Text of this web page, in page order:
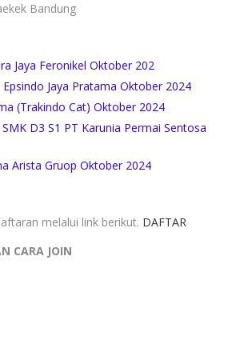
Bandung
Jaya Feronikel Oktober 202
Jaya Pratama Oktober 2024
(Trakindo Cat) Oktober 2024
D3 S1 PT Karunia Permai Sentosa
Arista Gruop Oktober 2024
melalui link berikut. DAFTAR
CARA JOIN